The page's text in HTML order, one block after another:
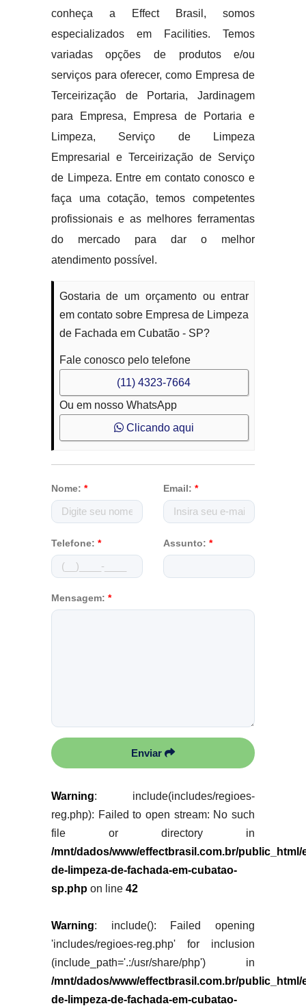
conheça a Effect Brasil, somos
especializados em Facilities. Temos
variadas opções de produtos e/ou
serviços para oferecer, como Empresa de
Terceirização de Portaria, Jardinagem
para Empresa, Empresa de Portaria e
Limpeza, Serviço de Limpeza
Empresarial e Terceirização de Serviço
de Limpeza. Entre em contato conosco e
faça uma cotação, temos competentes
profissionais e as melhores ferramentas
do mercado para dar o melhor
atendimento possível.
Gostaria de um orçamento ou entrar
em contato sobre Empresa de Limpeza
de Fachada em Cubatão - SP?
Fale conosco pelo telefone
(11) 4323-7664
Ou em nosso WhatsApp
Clicando aqui
Nome: * Email: *
Telefone: * Assunto: *
Mensagem: *
Enviar
Warning: include(includes/regioes-
reg.php): Failed to open stream: No such
file or directory in
/mnt/dados/www/effectbrasil.com.br/public_html/
de-limpeza-de-fachada-em-cubatao-
sp.phpon line 42
Warning: include(): Failed opening
'includes/regioes-reg.php' for inclusion
(include_path='.:/usr/share/php') in
/mnt/dados/www/effectbrasil.com.br/public_html/
de-limpeza-de-fachada-em-cubatao-